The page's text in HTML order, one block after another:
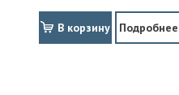
В корзину Подробнее